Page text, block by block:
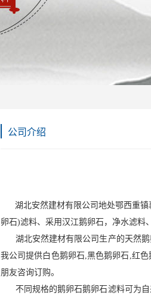
公司介绍
湖北安然建材有限公司地处鄂西重镇
卵石)滤料、采用汉江鹅卵石，净水滤料
湖北安然建材有限公司生产的天然鹅
我公司提供白色鹅卵石,黑色鹅卵石,红
朋友咨询订购。
不同规格的鹅卵石鹅卵石滤料可为自